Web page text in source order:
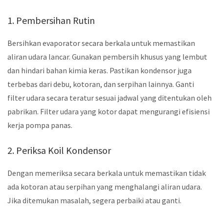
1. Pembersihan Rutin
Bersihkan evaporator secara berkala untuk memastikan
aliran udara lancar. Gunakan pembersih khusus yang lembut
dan hindari bahan kimia keras. Pastikan kondensor juga
terbebas dari debu, kotoran, dan serpihan lainnya. Ganti
filter udara secara teratur sesuai jadwal yang ditentukan oleh
pabrikan. Filter udara yang kotor dapat mengurangi efisiensi
kerja pompa panas.
2. Periksa Koil Kondensor
Dengan memeriksa secara berkala untuk memastikan tidak
ada kotoran atau serpihan yang menghalangi aliran udara.
Jika ditemukan masalah, segera perbaiki atau ganti.